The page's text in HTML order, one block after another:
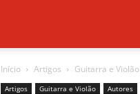
Início Artigos Guitarra e Violão
Artigos Guitarra e Violão Autores